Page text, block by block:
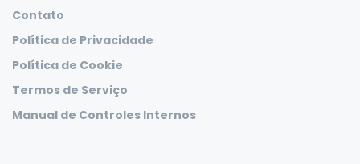
Contato
Política de Privacidade
Política de Cookie
Termos de Serviço
Manual de Controles Internos